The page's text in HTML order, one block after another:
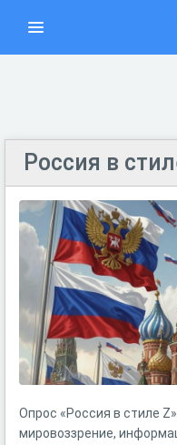
Россия в
Опрос «Россия в стиле
мировоззрение,